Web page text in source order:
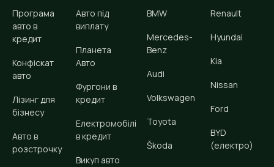
Програма
авто в
кредит
Конфіскат
авто
Лізинг для
бізнесу
Авто в
розстрочку
Авто під
виплату
Планета
Авто
Фургони в
кредит
Електромобілі
в кредит
Викуп авто
BMW
Mercedes-
Benz
Audi
Volkswagen
Toyota
Škoda
Renault
Hyundai
Kia
Nissan
Ford
BYD
(електро)